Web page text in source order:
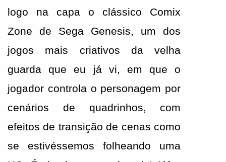
logo na capa o clássico Comix
Zone de Sega Genesis, um dos
jogos mais criativos da velha
guarda que eu já vi, em que o
jogador controla o personagem por
cenários de quadrinhos, com
efeitos de transição de cenas como
se estivéssemos folheando uma